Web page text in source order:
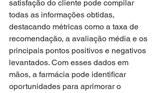
satisfação do cliente pode compilar
todas as informações obtidas,
destacando métricas como a taxa de
recomendação, a avaliação média e os
principais pontos positivos e negativos
levantados. Com esses dados em
mãos, a farmácia pode identificar
oportunidades para aprimorar o